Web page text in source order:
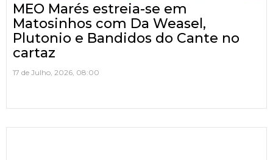
MEO Marés estreia-se em
Matosinhos com Da Weasel,
Plutonio e Bandidos do Cante no
cartaz
17 de Julho, 2026, 08:00